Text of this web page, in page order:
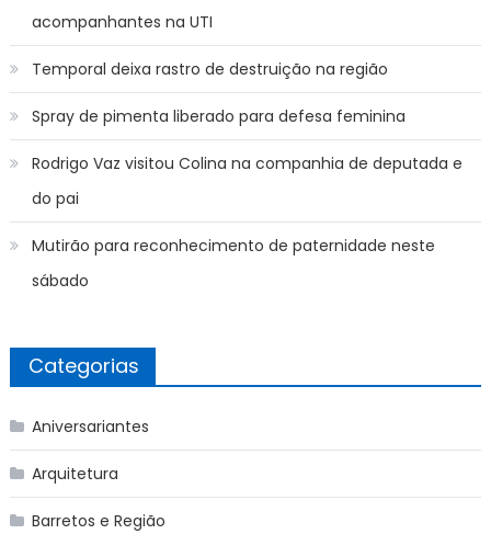
acompanhantes na UTI
Temporal deixa rastro de destruição na região
Spray de pimenta liberado para defesa feminina
Rodrigo Vaz visitou Colina na companhia de deputada e
do pai
Mutirão para reconhecimento de paternidade neste
sábado
Categorias
Aniversariantes
Arquitetura
Barretos e Região